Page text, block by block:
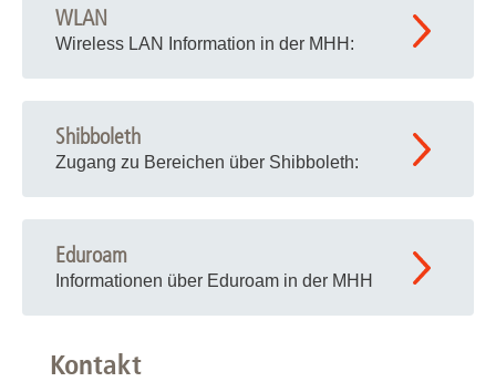
WLAN
Wireless LAN Information in der MHH:
Shibboleth
Zugang zu Bereichen über Shibboleth:
Eduroam
Informationen über Eduroam in der MHH
Kontakt